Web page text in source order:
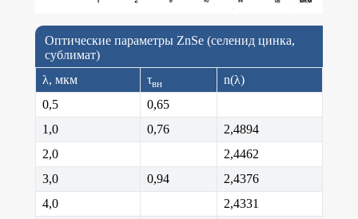
Оптические параметры ZnSe (селенид цинка,
сублимат)
λ, мкм
τвн
n(λ)
0,5
0,65
1,0
0,76
2,4894
2,0
2,4462
3,0
0,94
2,4376
4,0
2,4331